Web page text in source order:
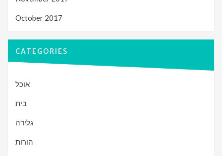
October 2017
CATEGORIES
אוכל
בית
גלידה
הורות